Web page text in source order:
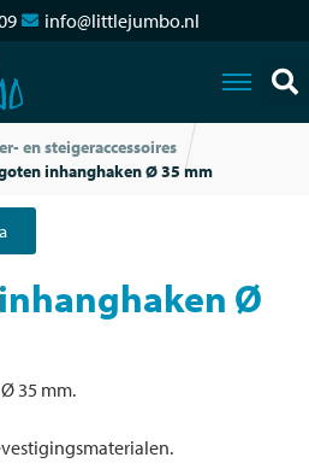
info@littlejumbo.nl
en steigeraccessoires
inhanghaken Ø 35 mm
Ø
35 mm.